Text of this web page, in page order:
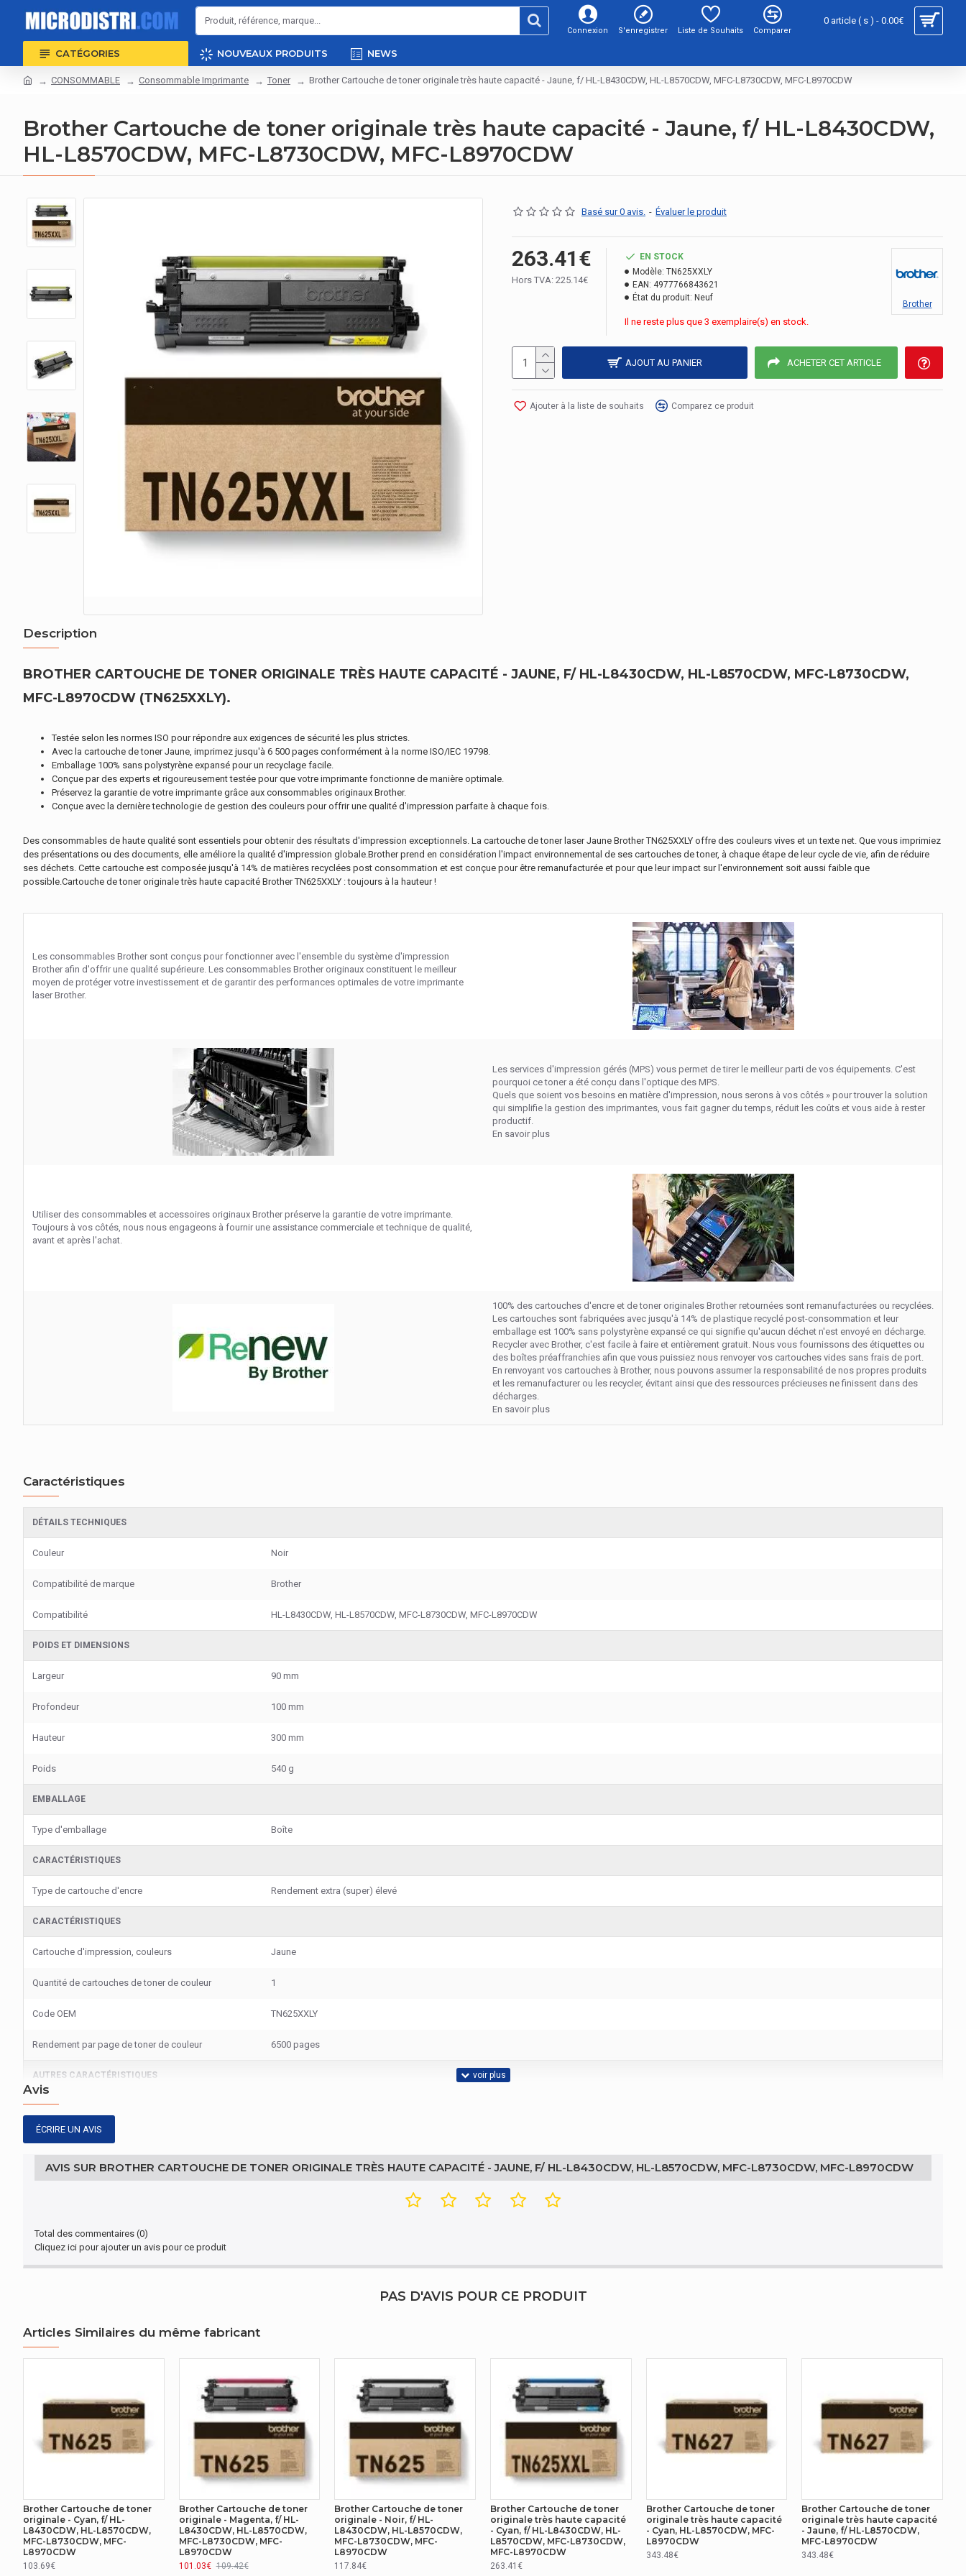
Connexion S'enregistrer Liste de Souhaits Comparer
0 article ( s ) - 0.00€
CATÉGORIES NOUVEAUX PRODUITS NEWS
CONSOMMABLE Consommable Imprimante Toner Brother Cartouche de toner originale très haute capacité - Jaune, f/ HL-L8430CDW, HL-L8570CDW, MFC-L8730CDW, MFC-L8970CDW
Brother Cartouche de toner originale très haute capacité - Jaune, f/ HL-L8430CDW,
HL-L8570CDW, MFC-L8730CDW, MFC-L8970CDW
Basé sur 0 avis. - Évaluer le produit
263.41€
Hors TVA: 225.14€
EN STOCK
Modèle: TN625XXLY
EAN: 4977766843621
État du produit: Neuf
Brother
Il ne reste plus que 3 exemplaire(s) en stock.
AJOUT AU PANIER ACHETER CET ARTICLE
Ajouter à la liste de souhaits Comparez ce produit
Description
BROTHER CARTOUCHE DE TONER ORIGINALE TRÈS HAUTE CAPACITÉ - JAUNE, F/ HL-L8430CDW, HL-L8570CDW, MFC-L8730CDW,
MFC-L8970CDW (TN625XXLY).
Testée selon les normes ISO pour répondre aux exigences de sécurité les plus strictes.
Avec la cartouche de toner Jaune, imprimez jusqu'à 6 500 pages conformément à la norme ISO/IEC 19798.
Emballage 100% sans polystyrène expansé pour un recyclage facile.
Conçue par des experts et rigoureusement testée pour que votre imprimante fonctionne de manière optimale.
Préservez la garantie de votre imprimante grâce aux consommables originaux Brother.
Conçue avec la dernière technologie de gestion des couleurs pour offrir une qualité d'impression parfaite à chaque fois.
Des consommables de haute qualité sont essentiels pour obtenir des résultats d'impression exceptionnels. La cartouche de toner laser Jaune Brother TN625XXLY offre des couleurs vives et un texte net. Que vous imprimiez
des présentations ou des documents, elle améliore la qualité d'impression globale.Brother prend en considération l'impact environnemental de ses cartouches de toner, à chaque étape de leur cycle de vie, afin de réduire
ses déchets. Cette cartouche est composée jusqu'à 14% de matières recyclées post consommation et est conçue pour être remanufacturée et pour que leur impact sur l'environnement soit aussi faible que
possible.Cartouche de toner originale très haute capacité Brother TN625XXLY : toujours à la hauteur !
Les consommables Brother sont conçus pour fonctionner avec l'ensemble du système d'impression
Brother afin d'offrir une qualité supérieure. Les consommables Brother originaux constituent le meilleur
moyen de protéger votre investissement et de garantir des performances optimales de votre imprimante
laser Brother.
Les services d'impression gérés (MPS) vous permet de tirer le meilleur parti de vos équipements. C'est
pourquoi ce toner a été conçu dans l'optique des MPS.
Quels que soient vos besoins en matière d'impression, nous serons à vos côtés » pour trouver la solution
qui simplifie la gestion des imprimantes, vous fait gagner du temps, réduit les coûts et vous aide à rester
productif.
En savoir plus
Utiliser des consommables et accessoires originaux Brother préserve la garantie de votre imprimante.
Toujours à vos côtés, nous nous engageons à fournir une assistance commerciale et technique de qualité,
avant et après l'achat.
100% des cartouches d'encre et de toner originales Brother retournées sont remanufacturées ou recyclées.
Les cartouches sont fabriquées avec jusqu'à 14% de plastique recyclé post-consommation et leur
emballage est 100% sans polystyrène expansé ce qui signifie qu'aucun déchet n'est envoyé en décharge.
Recycler avec Brother, c'est facile à faire et entièrement gratuit. Nous vous fournissons des étiquettes ou
des boîtes préaffranchies afin que vous puissiez nous renvoyer vos cartouches vides sans frais de port.
En renvoyant vos cartouches à Brother, nous pouvons assumer la responsabilité de nos propres produits
et les remanufacturer ou les recycler, évitant ainsi que des ressources précieuses ne finissent dans des
décharges.
En savoir plus
Caractéristiques
DÉTAILS TECHNIQUES
Couleur Noir
Compatibilité de marque Brother
Compatibilité HL-L8430CDW, HL-L8570CDW, MFC-L8730CDW, MFC-L8970CDW
POIDS ET DIMENSIONS
Largeur 90 mm
Profondeur 100 mm
Hauteur 300 mm
Poids 540 g
EMBALLAGE
Type d'emballage Boîte
CARACTÉRISTIQUES
Type de cartouche d'encre Rendement extra (super) élevé
CARACTÉRISTIQUES
Cartouche d'impression, couleurs Jaune
Quantité de cartouches de toner de couleur 1
Code OEM TN625XXLY
Rendement par page de toner de couleur 6500 pages
AUTRES CARACTÉRISTIQUES
Nom du produit
Quantité par paquet 1 pièce(s)
Largeur de l'emballage
Original
Avis
ÉCRIRE UN AVIS
AVIS SUR BROTHER CARTOUCHE DE TONER ORIGINALE TRÈS HAUTE CAPACITÉ - JAUNE, F/ HL-L8430CDW, HL-L8570CDW, MFC-L8730CDW, MFC-L8970CDW
Total des commentaires (0)
Cliquez ici pour ajouter un avis pour ce produit
PAS D'AVIS POUR CE PRODUIT
Articles Similaires du même fabricant
Brother Cartouche de toner
originale - Cyan, f/ HL-
L8430CDW, HL-L8570CDW,
MFC-L8730CDW, MFC-
L8970CDW
103.69€
Brother Cartouche de toner
originale - Magenta, f/ HL-
L8430CDW, HL-L8570CDW,
MFC-L8730CDW, MFC-
L8970CDW
101.03€ 109.42€
Brother Cartouche de toner
originale - Noir, f/ HL-
L8430CDW, HL-L8570CDW,
MFC-L8730CDW, MFC-
L8970CDW
117.84€
Brother Cartouche de toner
originale très haute capacité
- Cyan, f/ HL-L8430CDW, HL-
L8570CDW, MFC-L8730CDW,
MFC-L8970CDW
263.41€
Brother Cartouche de toner
originale très haute capacité
- Cyan, HL-L8570CDW, MFC-
L8970CDW
343.48€
Brother Cartouche de toner
originale très haute capacité
- Jaune, f/ HL-L8570CDW,
MFC-L8970CDW
343.48€